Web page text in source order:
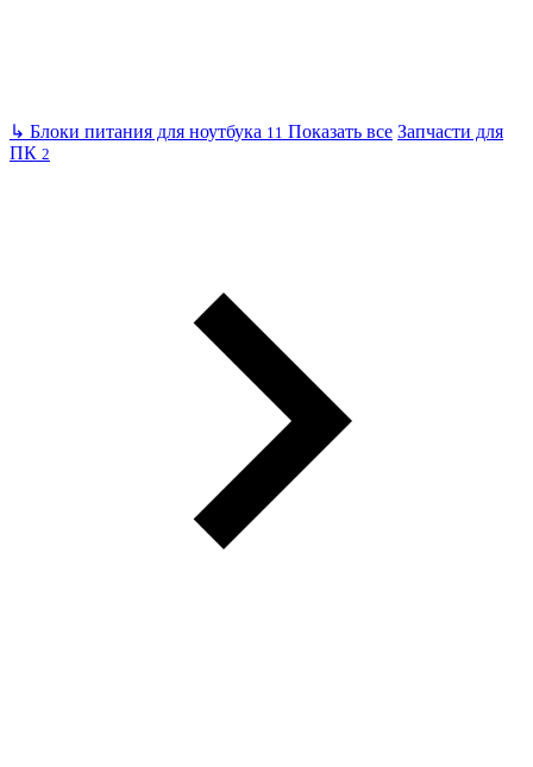
↳ Блоки питания для ноутбука 11 Показать все Запчасти для
ПК 2